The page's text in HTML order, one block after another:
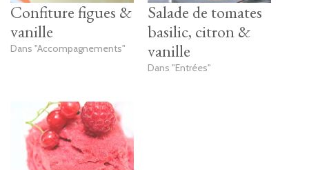
Confiture figues &
vanille
Dans "Accompagnements"
Salade de tomates
basilic, citron &
vanille
Dans "Entrées"